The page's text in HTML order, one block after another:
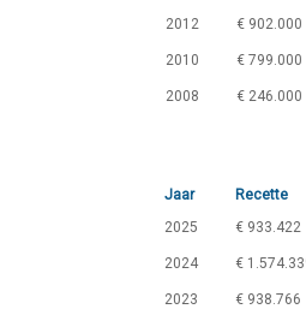
2012 € 902.000
2010 € 799.000
2008 € 246.000
Jaar Recette
2025 € 933.422
2024 €
2023 € 938.766